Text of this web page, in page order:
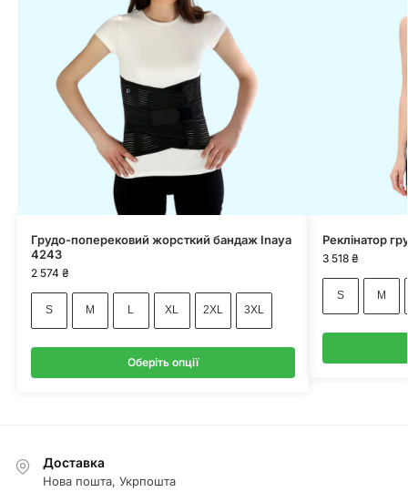
Грудо-поперековий жорсткий бандаж Inaya
4243
2 574 ₴
S M L XL 2XL 3XL
Оберіть опції
Реклінатор
3 518 ₴
S M
Доставка
Нова пошта, Укрпошта